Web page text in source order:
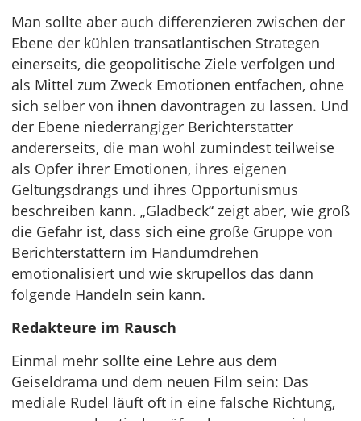
Man sollte aber auch differenzieren zwischen der
Ebene der kühlen transatlantischen Strategen
einerseits, die geopolitische Ziele verfolgen und
als Mittel zum Zweck Emotionen entfachen, ohne
sich selber von ihnen davontragen zu lassen. Und
der Ebene niederrangiger Berichterstatter
andererseits, die man wohl zumindest teilweise
als Opfer ihrer Emotionen, ihres eigenen
Geltungsdrangs und ihres Opportunismus
beschreiben kann. „Gladbeck“ zeigt aber, wie groß
die Gefahr ist, dass sich eine große Gruppe von
Berichterstattern im Handumdrehen
emotionalisiert und wie skrupellos das dann
folgende Handeln sein kann.
Redakteure im Rausch
Einmal mehr sollte eine Lehre aus dem
Geiseldrama und dem neuen Film sein: Das
mediale Rudel läuft oft in eine falsche Richtung,